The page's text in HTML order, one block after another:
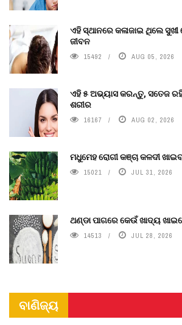
ଏହି ସ୍ଥାନରେ କଳାଜାଇ ଥିଲେ
ଜୀବନ
15492 AUG 05, 2026
ଏହି ୫ ଅଭ୍ୟାସ କରନ୍ତୁ, ସତେଜ
ଶରୀର
16167 AUG 02, 2026
ମଧୁମେହ ରୋଗୀ କଞ୍ଚା କଳଦୀ
15021 JUL 31, 2026
ଥଣ୍ଡା ପାଗରେ କେଉଁ ଖାଦ୍ୟ
14513 JUL 28, 2026
ବାଣିଜ୍ୟ